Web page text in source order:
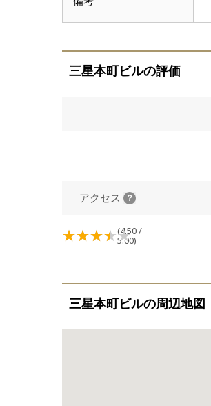
三星本町ビルの評価
アクセス
(4.50 /
5.00)
三星本町ビルの周辺地図